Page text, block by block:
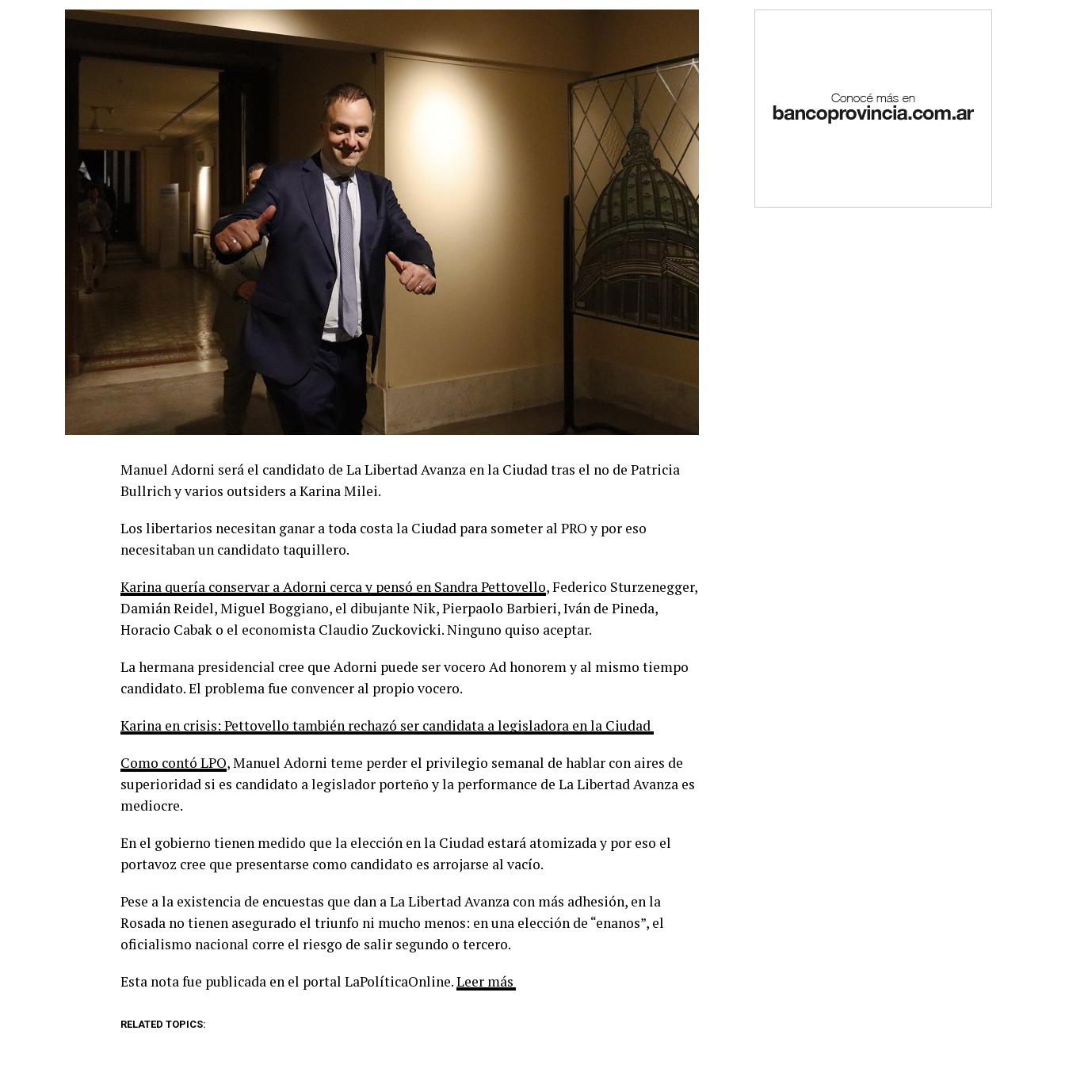
Manuel Adorni será el candidato de La Libertad Avanza en la Ciudad tras el no de Patricia
Bullrich y varios outsiders a Karina Milei.
Los libertarios necesitan ganar a toda costa la Ciudad para someter al PRO y por eso
necesitaban un candidato taquillero.
Karina quería conservar a Adorni cerca y pensó en Sandra Pettovello, Federico Sturzenegger,
Damián Reidel, Miguel Boggiano, el dibujante Nik, Pierpaolo Barbieri, Iván de Pineda,
Horacio Cabak o el economista Claudio Zuckovicki. Ninguno quiso aceptar.
La hermana presidencial cree que Adorni puede ser vocero Ad honorem y al mismo tiempo
candidato. El problema fue convencer al propio vocero.
Karina en crisis: Pettovello también rechazó ser candidata a legisladora en la Ciudad
Como contó LPO, Manuel Adorni teme perder el privilegio semanal de hablar con aires de
superioridad si es candidato a legislador porteño y la performance de La Libertad Avanza es
mediocre.
En el gobierno tienen medido que la elección en la Ciudad estará atomizada y por eso el
portavoz cree que presentarse como candidato es arrojarse al vacío.
Pese a la existencia de encuestas que dan a La Libertad Avanza con más adhesión, en la
Rosada no tienen asegurado el triunfo ni mucho menos: en una elección de “enanos”, el
oficialismo nacional corre el riesgo de salir segundo o tercero.
Esta nota fue publicada en el portal LaPolíticaOnline.Leer más
RELATED TOPICS: